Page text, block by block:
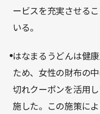
ービスを充実させる
いる。
はなまるうどんは健
ため、女性の財布の
切れクーポンを活用
施した。この施策に